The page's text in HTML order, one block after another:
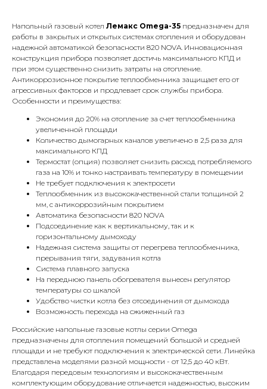
Напольный газовый котел Лемакс Omega-35 предназначен для
работы в закрытых и открытых системах отопления и оборудован
надежной автоматикой безопасности 820 NOVA. Инновационная
конструкция прибора позволяет достичь максимального КПД и
при этом существенно снизить затраты на отопление.
Антикоррозионное покрытие теплообменника защищает его от
агрессивных факторов и продлевает срок службы прибора.
Особенности и преимущества:
Экономия до 20% на отопление за счет теплообменника
увеличенной площади
Количество дымогарных каналов увеличено в 2,5 раза для
максимального КПД
Термостат (опция) позволяет снизить расход потребляемого
газа на 10% и тонко настраивать температуру в помещении
Не требует подключения к электросети
Теплообменник из высококачественной стали толщиной 2
мм, с антикоррозийным покрытием
Автоматика безопасности 820 NOVA
Подсоединение как к вертикальному, так и к
горизонтальному дымоходу
Надежная система защиты от перегрева теплообменника,
прерывания тяги, задувания котла
Система плавного запуска
На переднюю панель обогревателя вынесен регулятор
температуры со шкалой
Удобство чистки котла без отсоединения от дымохода
Возможность перехода на сжиженный газ
Российские напольные газовые котлы серии Omega
предназначены для отопления помещений большой и средней
площади и не требуют подключения к электрической сети. Линейка
представлена моделями разной мощности - от 12,5 до 40 кВт.
Благодаря передовым технологиям и высококачественным
комплектующим оборудование отличается надежностью, высоким
Адрес
Г.Москва Волоколамское шоссе,
71/22к2
Пн-вс с 9:00 до 18:00
Телефон
8 495 233-79-79
КОНТАКТЫ